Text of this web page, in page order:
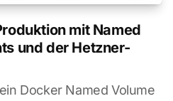
mit Named
und der Hetzner-
Docker Named Volume